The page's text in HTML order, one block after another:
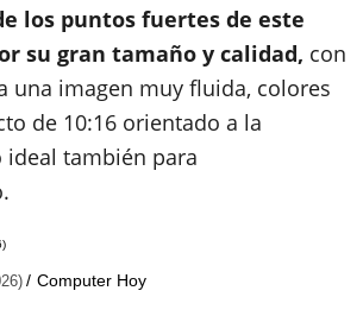
los puntos fuertes de este
su gran tamaño y calidad, con
una imagen muy fluida, colores
de 10:16 orientado a la
también para
Computer Hoy